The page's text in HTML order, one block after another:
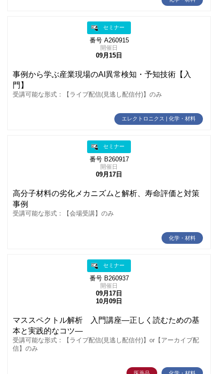
セミナー
番号 A260915
開催日
09月15日
事例から学ぶ産業現場のAI異常検知・予知技術【入
門】
受講可能な形式：【ライブ配信(見逃し配信付)】のみ
エレクトロニクス | 化学・材料
セミナー
番号 B260917
開催日
09月17日
高分子材料の劣化メカニズムと解析、寿命評価と対策
事例
受講可能な形式：【会場受講】のみ
化学・材料
セミナー
番号 B260937
開催日
09月17日
10月09日
マススペクトル解析 入門講座―正しく読むための基
本と実践的なコツ―
受講可能な形式：【ライブ配信(見逃し配信付)】or【アーカイブ配
信】のみ
医薬品 化学・材料